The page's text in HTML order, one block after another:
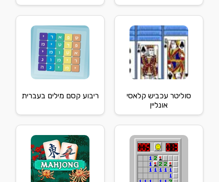
סוליטר עכביש קלאסי
אונליין
ריבוע קסם מילים בעברית